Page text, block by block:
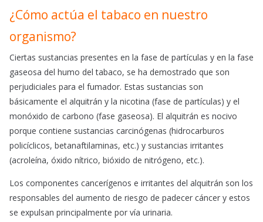
¿Cómo actúa el tabaco en nuestro
organismo?
Ciertas sustancias presentes en la fase de partículas y en la fase
gaseosa del humo del tabaco, se ha demostrado que son
perjudiciales para el fumador. Estas sustancias son
básicamente el alquitrán y la nicotina (fase de partículas) y el
monóxido de carbono (fase gaseosa). El alquitrán es nocivo
porque contiene sustancias carcinógenas (hidrocarburos
policíclicos, betanaftilaminas, etc.) y sustancias irritantes
(acroleína, óxido nítrico, bióxido de nitrógeno, etc.).
Los componentes cancerígenos e irritantes del alquitrán son los
responsables del aumento de riesgo de padecer cáncer y estos
se expulsan principalmente por vía urinaria.